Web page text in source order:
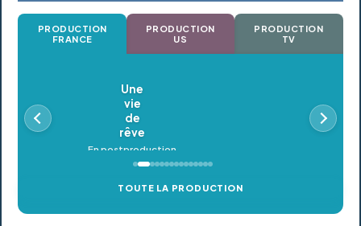
PRODUCTION
FRANCE
PRODUCTION
US
PRODUCTION
TV
Oldeupe
En postproduction
TOUTE LA PRODUCTION